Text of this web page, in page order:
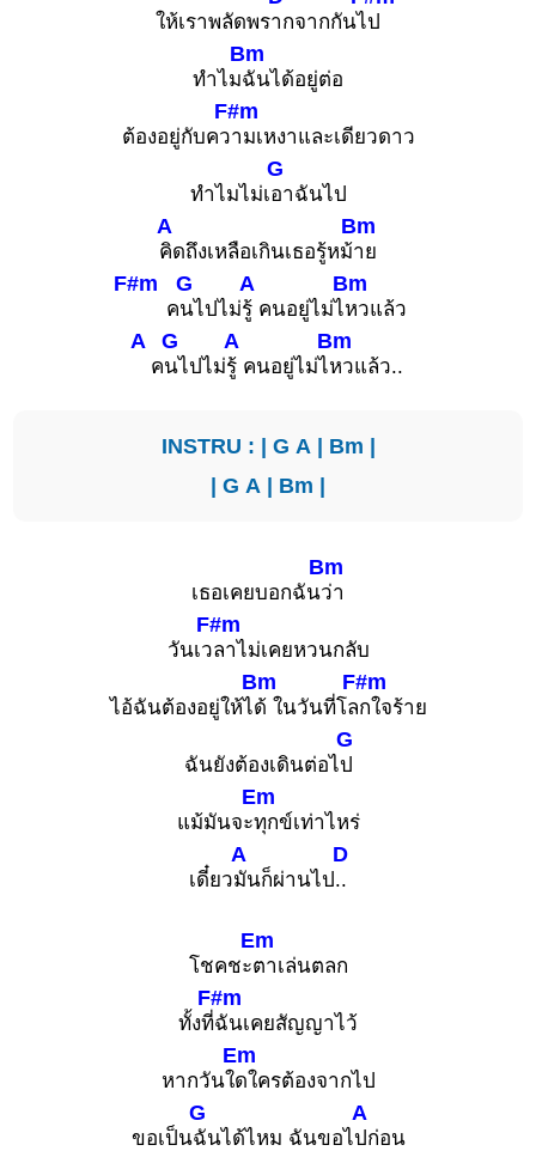
ให้เราพลัดพรากจากกันไป
ทำไม
Bm
ฉันได้อยู่ต่อ
ต้องอยู่กับคว
F#m
ามเหงาและเดียวดาว
ทำไมไม่เ
G
อาฉันไป
A
คิดถึงเหลือเกินเธอรู้หม้
Bm
าย
F#m
ค
G
นไปไม่
A
รู้ คนอยู่ไม่ไ
Bm
หวแล้ว
A
ค
G
นไปไม่
A
รู้ คนอยู่ไม่ไ
Bm
หวแล้ว..
INSTRU : | G A| Bm |
| G A | Bm |
เธอเคยบอกฉัน
Bm
ว่า
วันเว
F#m
ลาไม่เคยหวนกลับ
ไอ้ฉันต้องอยู่ให้ไ
Bm
ด้ ในวันที่โล
F#m
กใจร้าย
ฉันยังต้องเดินต่อไ
G
ป
แม้มันจะ
Em
ทุกข์เท่าไหร่
เดี๋ยว
A
มันก็ผ่านไป
D
..
โชคชะ
Em
ตาเล่นตลก
ทั้งที่
F#m
ฉันเคยสัญญาไว้
หากวันใ
Em
ดใครต้องจากไป
ขอเป็น
G
ฉันได้ไหม ฉันขอไ
A
ปก่อน